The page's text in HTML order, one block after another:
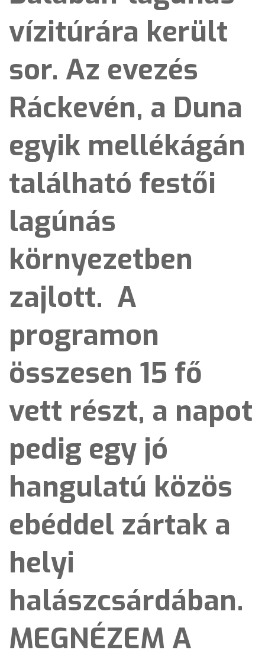
vízitúrára került
sor. Az evezés
Ráckevén, a Duna
egyik mellékágán
található festői
lagúnás
környezetben
zajlott. A
programon
összesen 15 fő
vett részt, a napot
pedig egy jó
hangulatú közös
ebéddel zártak a
helyi
halászcsárdában.
MEGNÉZEM A